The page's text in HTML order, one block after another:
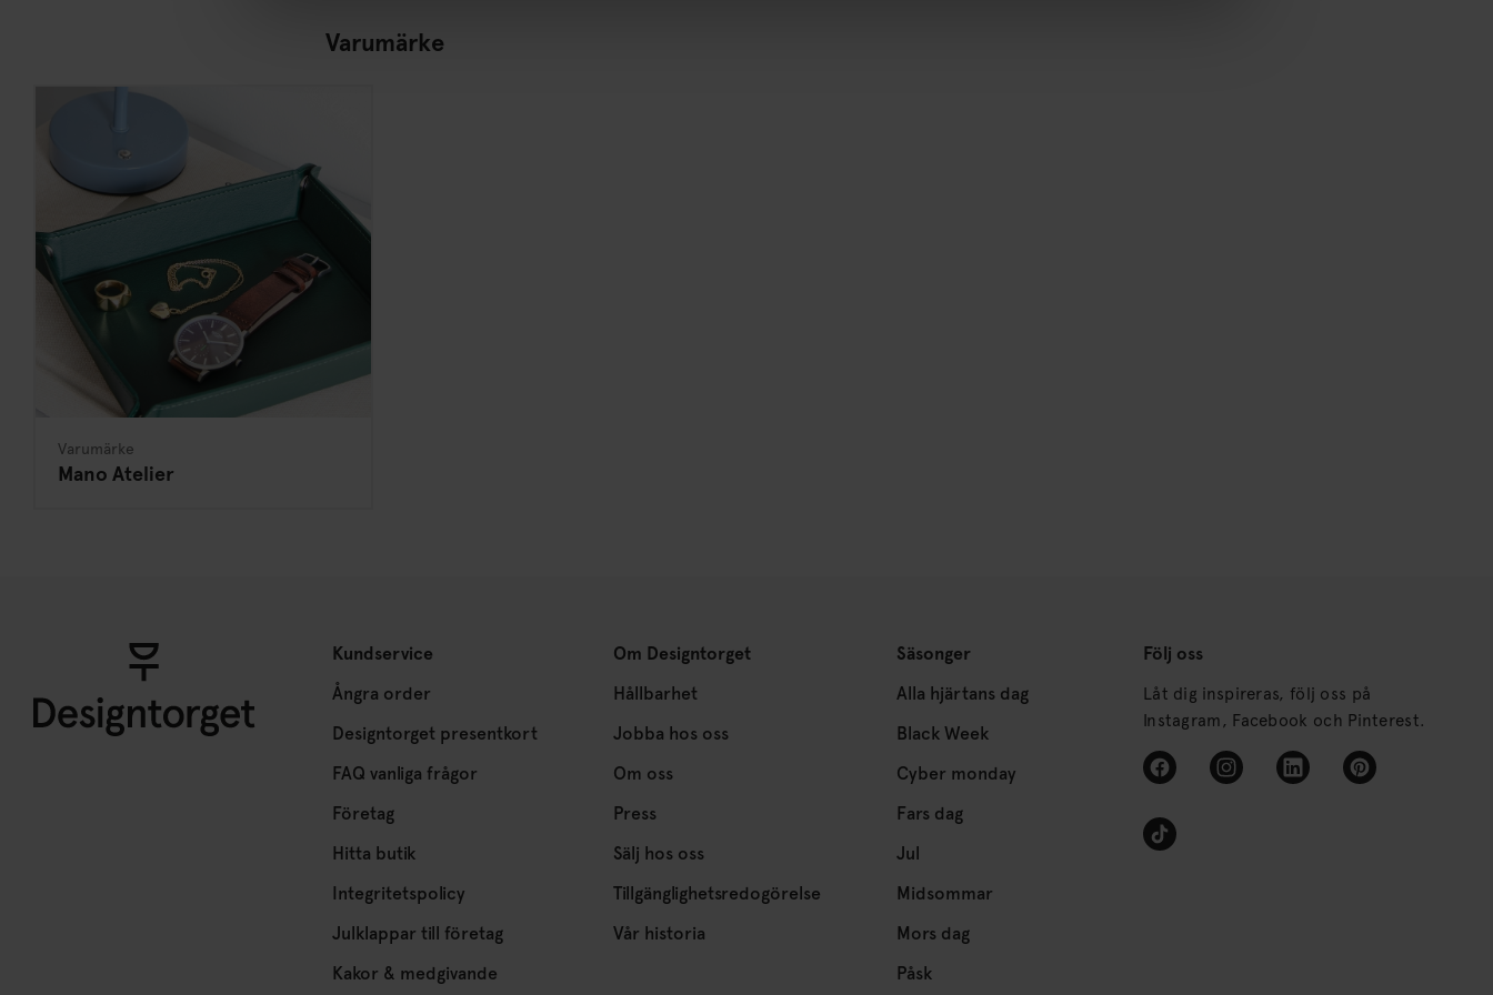
Varumärke
Varumärke
Mano Atelier
Kundservice
Ångra order
Designtorget presentkort
FAQ vanliga frågor
Företag
Hitta butik
Integritetspolicy
Julklappar till företag
Kakor & medgivande
Om Designtorget
Hållbarhet
Jobba hos oss
Om oss
Press
Sälj hos oss
Tillgänglighetsredogörelse
Vår historia
Säsonger
Alla hjärtans dag
Black Week
Cyber monday
Fars dag
Jul
Midsommar
Mors dag
Påsk
Följ oss
Låt dig inspireras, följ oss på
Instagram, Facebook och Pinterest.